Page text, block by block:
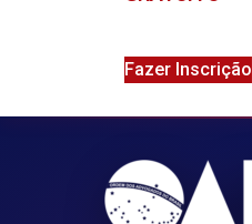
Fazer Inscrição